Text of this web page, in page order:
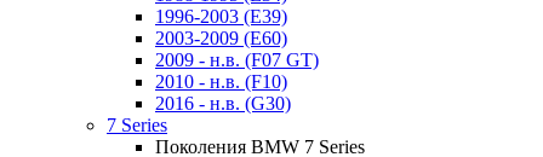
1996-2003 (E39)
2003-2009 (E60)
2009 - н.в. (F07 GT)
2010 - н.в. (F10)
2016 - н.в. (G30)
7 Series
Поколения BMW 7 Series